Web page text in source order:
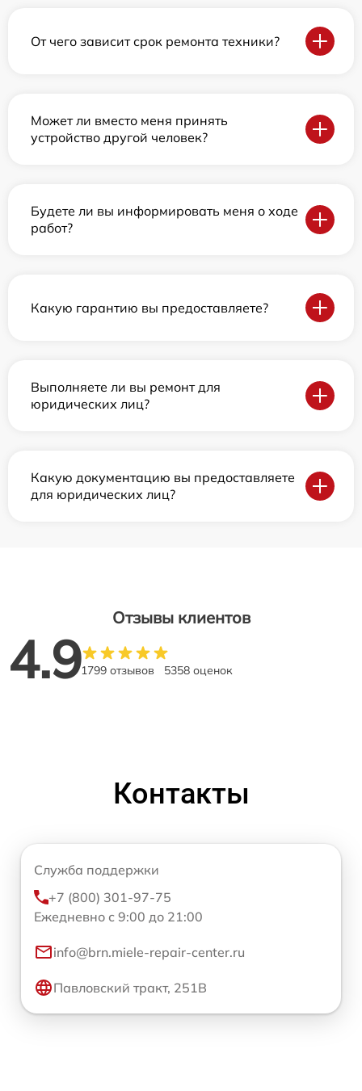
От чего зависит срок ремонта техники?
Может ли вместо меня принять
устройство другой человек?
Будете ли вы информировать меня о ходе
работ?
Какую гарантию вы предоставляете?
Выполняете ли вы ремонт для
юридических лиц?
Какую документацию вы предоставляете
для юридических лиц?
Отзывы клиентов
4.91799 отзывов 5358 оценок
Контакты
Служба поддержки
+7 (800) 301-97-75
Ежедневно с 9:00 до 21:00
info@brn.miele-repair-center.ru
Павловский тракт, 251В